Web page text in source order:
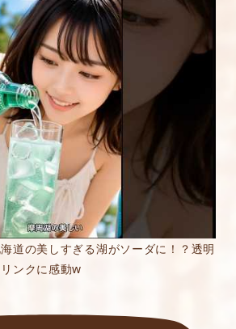
けてください
上、「レビューを送信する」ボ
ださい。
道の美しすぎる湖がソーダに！？透明
ンクに感動w